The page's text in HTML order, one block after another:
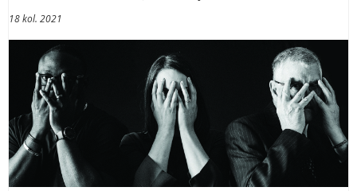
18 kol. 2021